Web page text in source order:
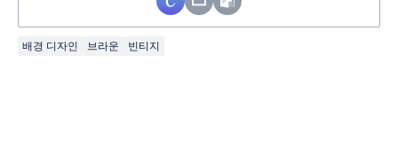
배경 디자인 브라운 빈티지